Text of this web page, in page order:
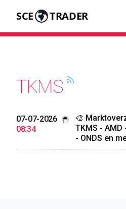
SCE TRADER
TKMS
07-07-2026
08:34
🎨
TKMS - AMD
- ONDS en